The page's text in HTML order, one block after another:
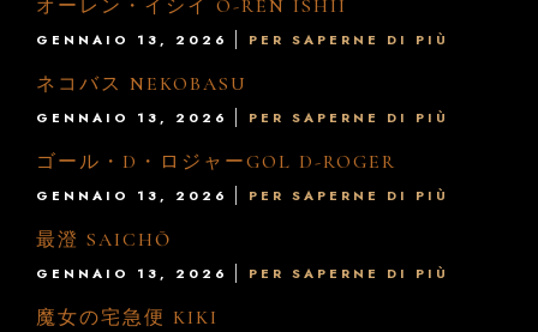
オーレン・イシイ O-REN ISHII
GENNAIO 13, 2026 PER SAPERNE DI PIÙ
ネコバス NEKOBASU
GENNAIO 13, 2026 PER SAPERNE DI PIÙ
ゴール・D・ロジャーGOL D-ROGER
GENNAIO 13, 2026 PER SAPERNE DI PIÙ
最澄 SAICHŌ
GENNAIO 13, 2026 PER SAPERNE DI PIÙ
魔女の宅急便 KIKI